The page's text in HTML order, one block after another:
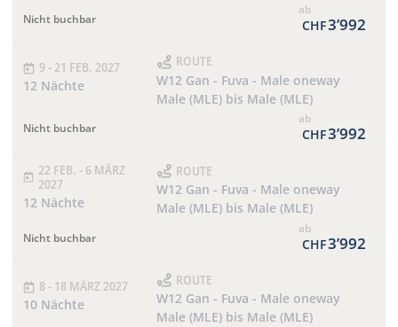
ab
CHF3’992
Nicht buchbar
9 - 21 FEB. 2027
12 Nächte
ROUTE
W12 Gan - Fuva - Male oneway
Male (MLE) bis Male (MLE)
ab
CHF3’992
Nicht buchbar
22 FEB. - 6 MÄRZ
2027
12 Nächte
ROUTE
W12 Gan - Fuva - Male oneway
Male (MLE) bis Male (MLE)
ab
CHF3’992
Nicht buchbar
8 - 18 MÄRZ 2027
10 Nächte
ROUTE
W12 Gan - Fuva - Male oneway
Male (MLE) bis Male (MLE)